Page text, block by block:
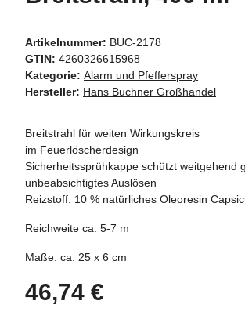
Artikelnummer: BUC-2178
GTIN: 4260326615968
Kategorie: Alarm und Pfefferspray
Hersteller: Hans Buchner Großhandel
Breitstrahl für weiten Wirkungskreis
im Feuerlöscherdesign
Sicherheitssprühkappe schützt weitgehend
unbeabsichtigtes Auslösen
Reizstoff: 10 % natürliches Oleoresin
Reichweite ca. 5-7 m
Maße: ca. 25 x 6 cm
46,74 €